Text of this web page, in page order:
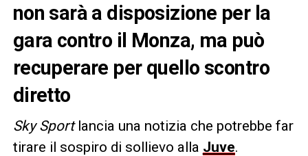
non sarà a disposizione per la
gara contro il Monza, ma può
recuperare per quello scontro
diretto
Sky Sportlancia una notizia che potrebbe far
tirare il sospiro di sollievo alla Juve.